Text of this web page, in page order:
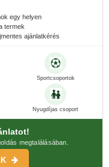
egy helyen
termek
ajánlatkérés
Sportcsoportok
Nyugdíjas csoport
megtalálásában.